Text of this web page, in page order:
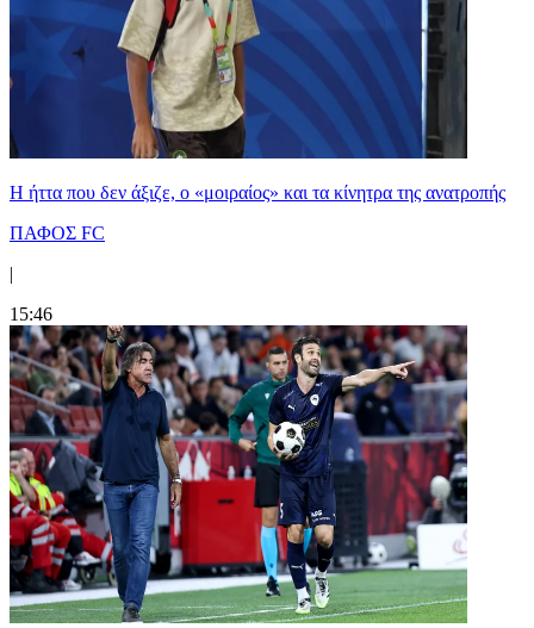
Η ήττα που δεν άξιζε, ο «μοιραίος» και τα κίνητρα της ανατροπής
ΠΑΦΟΣ FC
|
15:46